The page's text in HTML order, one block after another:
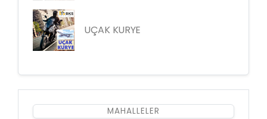
UÇAK KURYE
MAHALLELER